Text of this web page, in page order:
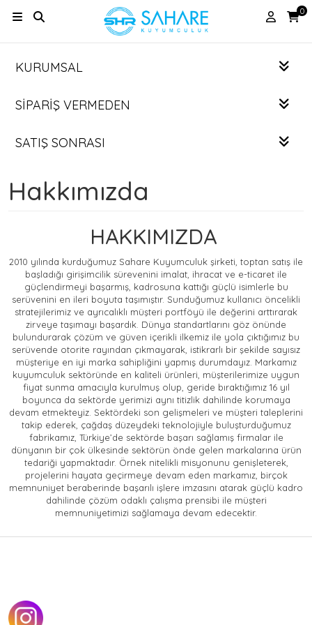
0
KURUMSAL
SIPARIŞ VERMEDEN
SATIŞ SONRASI
Hakkımızda
HAKKIMIZDA
2010 yılında kurduğumuz Sahare Kuyumculuk şirketi, toptan satış ile
başladığı girişimcilik sürevenini imalat, ihracat ve e-ticaret ile
güçlendirmeyi başarmış, kadrosuna kattığı güçlü isimlerle bu
serüvenini en ileri boyuta taşımıştır. Sunduğumuz kullanıcı öncelikli
stratejilerimiz ve ayrıcalıklı müşteri portföyü ile değerini arttırarak
zirveye taşımayı başardık. Dünya standartlarını göz önünde
bulundurarak çözüm ve güven içerikli ilkemiz ile yola çıktığımız bu
serüvende otorite rayından çıkmayarak, istikrarlı bir şekilde sayısız
müşteriye en iyi marka sahipliğini yapmış durumdayız. Markamız
kuyumculuk sektöründe en kaliteli ürünleri, müşterilerimize uygun
fiyat sunma amacıyla kurulmuş olup, geride bıraktığımız 16 yıl
boyunca da sektörde yerimizi aynı titizlik dahilinde korumaya
devam etmekteyiz. Sektördeki son gelişmeleri ve müşteri taleplerini
takip ederek, çağdaş düzeydeki teknolojiyle buluşturduğumuz
fabrikamız, Türkiye’de sektörde başarı sağlamış firmalar ile
dünyanın bir çok ülkesinde sektörün önde gelen markalarına ürün
tedariği yapmaktadır. Örnek nitelikli misyonunu genişleterek,
projelerini hayata geçirmeye devam eden markamız, birçok
memnuniyet beraberinde başarılı işlere imzasını atarak güçlü kadro
dahilinde çözüm odaklı çalışma prensibi ile müşteri
memnuniyetimizi sağlamaya devam edecektir.